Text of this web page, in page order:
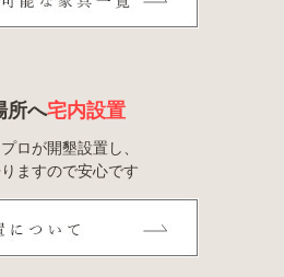
所へ宅内設置
ロが開墾設置し、
ますので安心です